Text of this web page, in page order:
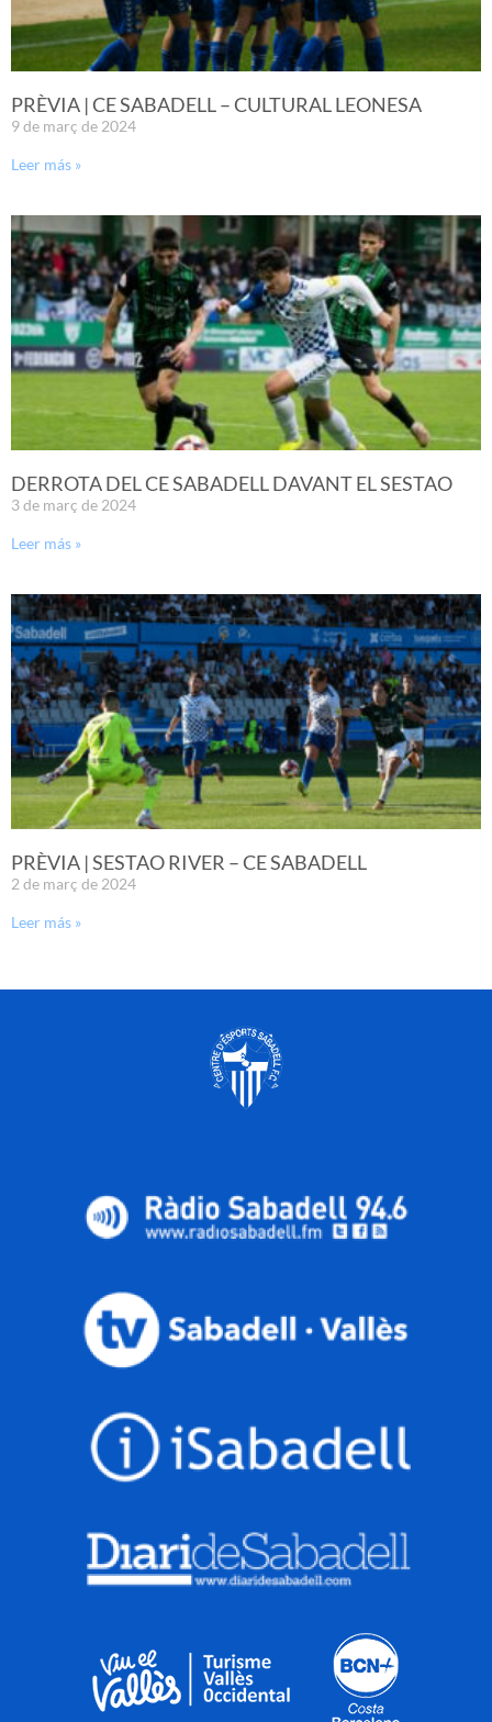
PRÈVIA | CE SABADELL – CULTURAL LEONESA
9 de març de 2024
Leer más »
DERROTA DEL CE SABADELL DAVANT EL SESTAO
3 de març de 2024
Leer más »
PRÈVIA | SESTAO RIVER – CE SABADELL
2 de març de 2024
Leer más »